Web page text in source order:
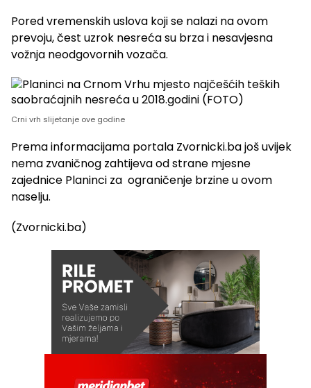
Pored vremenskih uslova koji se nalazi na ovom
prevoju, čest uzrok nesreća su brza i nesavjesna
vožnja neodgovornih vozača.
Crni vrh slijetanje ove godine
Prema informacijama portala Zvornicki.ba još uvijek
nema zvaničnog zahtijeva od strane mjesne
zajednice Planinci za ograničenje brzine u ovom
naselju.
(Zvornicki.ba)